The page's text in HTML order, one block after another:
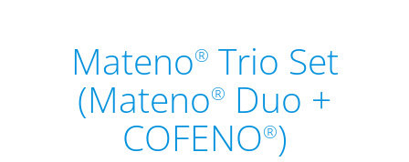
Mateno® Trio Set
(Mateno® Duo +
COFENO®)